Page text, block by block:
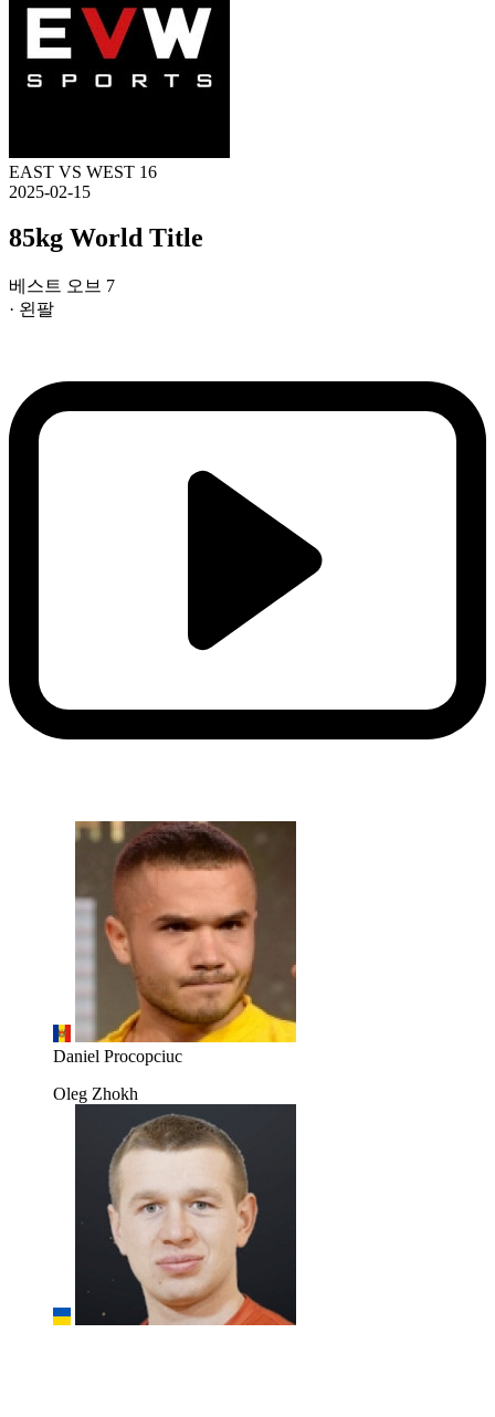
EAST VS WEST 16
2025-02-15
85kg World Title
베스트 오브 7
· 왼팔
Daniel Procopciuc
Oleg Zhokh